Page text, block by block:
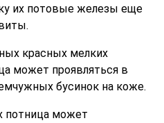
их потовые железы еще
красных мелких
может проявляться в
бусинок на коже.
потница может